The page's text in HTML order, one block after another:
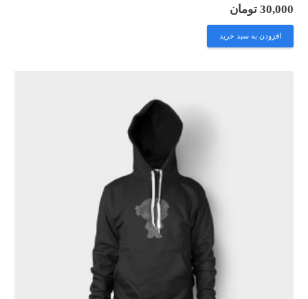
30,000 تومان
افزودن به سبد خرید